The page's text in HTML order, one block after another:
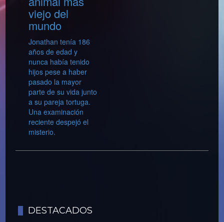
viejo del
mundo
Jonathan tenía 186
años de edad y
nunca había tenido
hijos pese a haber
pasado la mayor
parte de su vida junto
a su pareja tortuga.
Una examinación
reciente despejó el
misterio.
DESTACADOS